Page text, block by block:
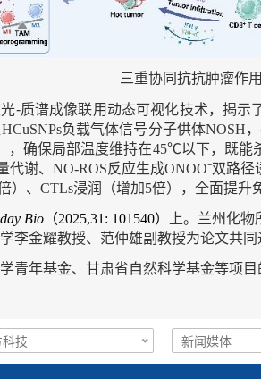
三重协同抗抗肿瘤作
-质谱成像联用动态可视化技术，揭
HCuSNPs负载气体信号分子供体NOSH
，确保局部温度维持在45℃以下，既能
代谢、 NO-ROS反应生成ONOO⁻双路径
）、 CTLs浸润（增加5倍），全面提升
Bio（2025,31: 101540）
上。兰州化
李金耀教授、范仲雄副教授为论文共
青年基金、甘肃省自然科学基金等项